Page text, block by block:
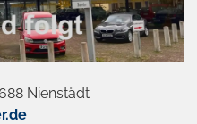
Nienstädt